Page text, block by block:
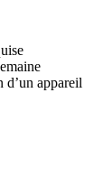
d’un appareil